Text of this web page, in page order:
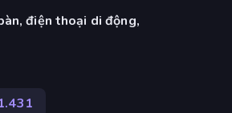
điện thoại di động,